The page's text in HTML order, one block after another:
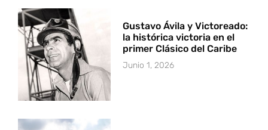
Gustavo Ávila y Victoreado:
la histórica victoria en el
primer Clásico del Caribe
Junio 1, 2026